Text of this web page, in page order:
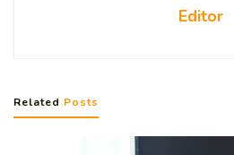
Editor
Related Posts